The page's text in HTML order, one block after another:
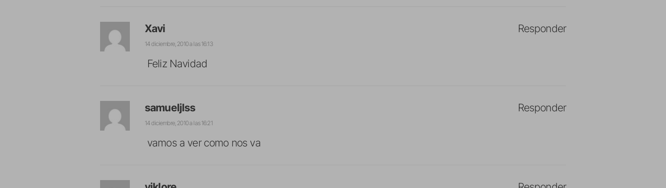
Xavi
14 diciembre, 2010 a las 16:13
Feliz Navidad
Responder
samueljlss
14 diciembre, 2010 a las 16:21
vamos a ver como nos va
Responder